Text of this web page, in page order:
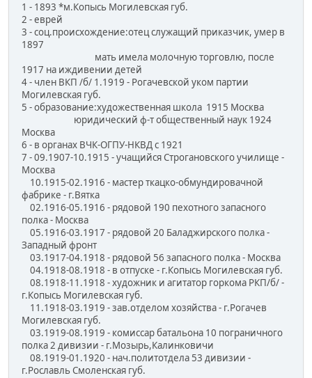
1 - 1893 *м.Копысь Могилевская губ.
2 - еврей
3 - соц.происхождение:отец служащий приказчик, умер в
1897
мать имела молочную торговлю, после
1917 на иждивении детей
4 - член ВКП /б/ 1.1919 - Рогачевской уком партии
Могилевская губ.
5 - образование:художественная школа 1915 Москва
юридический ф-т общественный наук 1924
Москва
6 - в органах ВЧК-ОГПУ-НКВД с 1921
7 - 09.1907-10.1915 - учащийся Строгановского училище -
Москва
10.1915-02.1916 - мастер ткацко-обмундировачной
фабрике - г.Вятка
02.1916-05.1916 - рядовой 190 пехотного запасного
полка - Москва
05.1916-03.1917 - рядовой 20 Баладжирского полка -
Западный фронт
03.1917-04.1918 - рядовой 56 запасного полка - Москва
04.1918-08.1918 - в отпуске - г.Копысь Могилевская губ.
08.1918-11.1918 - художник и агитатор горкома РКП/б/ -
г.Копысь Могилевская губ.
11.1918-03.1919 - зав.отделом хозяйства - г.Рогачев
Могилевская губ.
03.1919-08.1919 - комиссар батальона 10 пограничного
полка 2 дивизии - г.Мозырь,Калинковичи
08.1919-01.1920 - нач.политотдела 53 дивизии -
г.Рославль Смоленская губ.